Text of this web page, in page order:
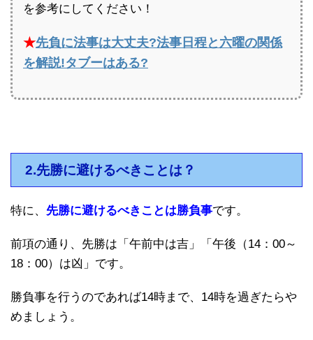
を参考にしてください！
★先負に法事は大丈夫?法事日程と六曜の関係
を解説!タブーはある?
2.先勝に避けるべきことは？
特に、 先勝に避けるべきことは勝負事です。
前項の通り、先勝は「午前中は吉」「午後（14：00～
18：00）は凶」です。
勝負事を行うのであれば14時まで、14時を過ぎたらや
めましょう。